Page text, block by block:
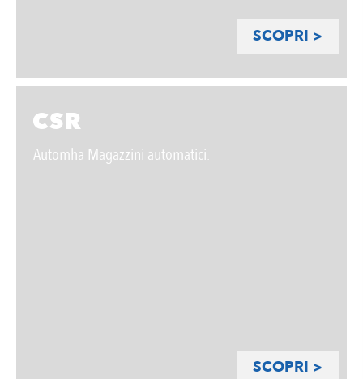
SCOPRI >
CSR
Automha Magazzini automatici.
SCOPRI >